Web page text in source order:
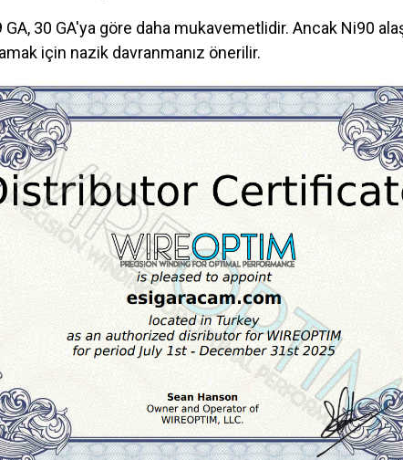
30 GA'ya göre daha mukavemetlidir. Ancak Ni90
için nazik davranmanız önerilir.